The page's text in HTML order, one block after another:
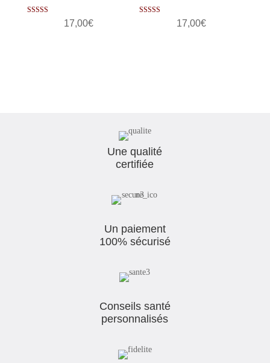
17,00€ 17,00€
Une qualité
certifiée
Un paiement
100% sécurisé
Conseils santé
personnalisés